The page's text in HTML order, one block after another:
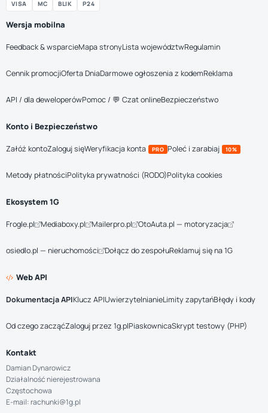
VISA MC BLIK P24
Wersja mobilna
Feedback & wsparcieMapa stronyLista województwRegulamin
Cennik promocjiOferta DniaDarmowe ogłoszenia z kodemReklama
API / dla deweloperówPomoc / 💬 Czat onlineBezpieczeństwo
Konto i Bezpieczeństwo
Załóż kontoZaloguj sięWeryfikacja konta PRO Poleć i zarabiaj 10%
Metody płatnościPolityka prywatności (RODO)Polityka cookies
Ekosystem 1G
Frogle.pl Mediaboxy.pl Mailerpro.pl OtoAuta.pl — motoryzacja
osiedlo.pl — nieruchomości Dołącz do zespołuReklamuj się na 1G
Web API
Dokumentacja APIKlucz APIUwierzytelnianieLimity zapytańBłędy i kody
Od czego zacząćZaloguj przez 1g.plPiaskownicaSkrypt testowy (PHP)
Kontakt
Damian Dynarowicz
Działalność nierejestrowana
Częstochowa
E-mail: rachunki@1g.pl